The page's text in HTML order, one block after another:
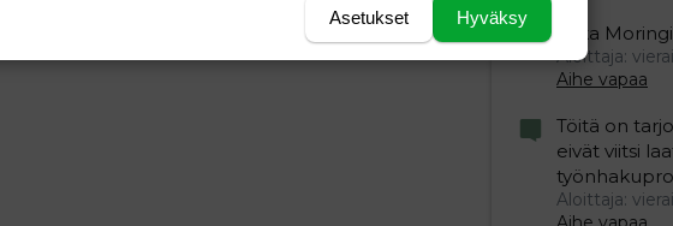
Mika
Aloittaja:
Aihe vapaa
Töitä on
eivät viitsi
Aloittaja:
Hyväksy
Asetukset